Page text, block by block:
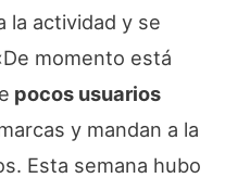
la actividad y se
momento está
pocos usuarios
y mandan a la
Esta semana hubo